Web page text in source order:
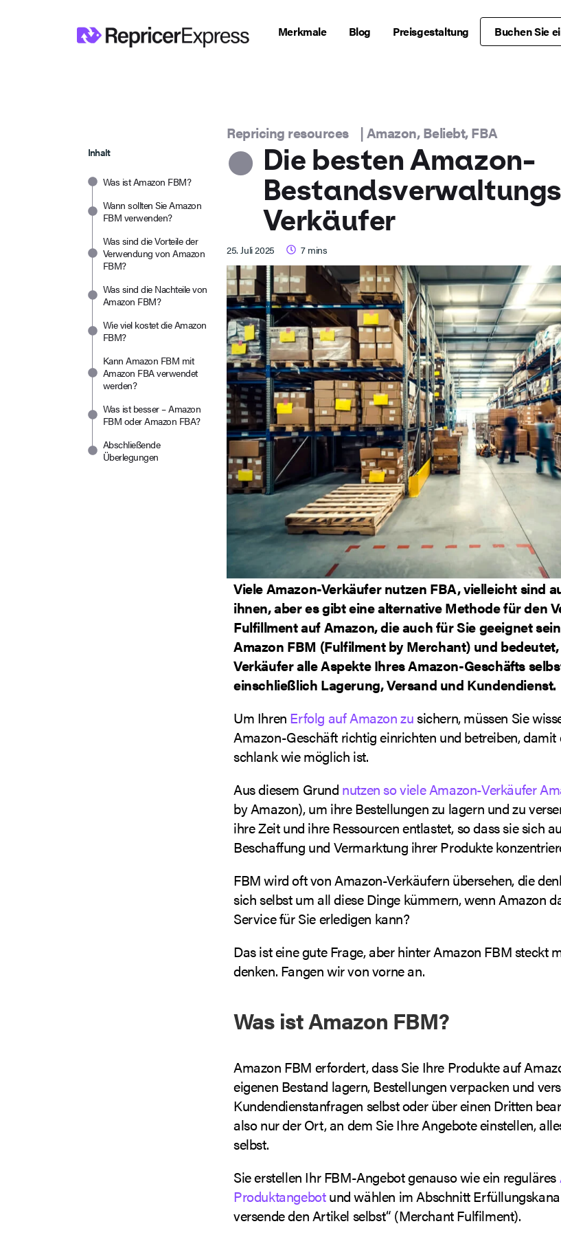
Merkmale Blog Preisgestaltung Buchen Sie
Inhalt
Was ist Amazon FBM?
Wann sollten Sie Amazon
FBM verwenden?
Was sind die Vorteile der
Verwendung von Amazon
FBM?
Was sind die Nachteile von
Amazon FBM?
Wie viel kostet die Amazon
FBM?
Kann Amazon FBM mit
Amazon FBA verwendet
werden?
Was ist besser – Amazon
FBM oder Amazon FBA?
Abschließende
Überlegungen
Repricing resources |Amazon,Beliebt,FBA
Die besten Amazon-
Verkäufer
25. Juli 2025 7 mins
Viele Amazon-Verkäufer nutzen FBA, vielleicht sind
ihnen, aber es gibt eine alternative Methode für den
Fulfillment auf Amazon, die auch für Sie geeignet
Amazon FBM (Fulfilment by Merchant) und bedeutet,
Verkäufer alle Aspekte Ihres Amazon-Geschäfts
einschließlich Lagerung, Versand und Kundendienst.
Um Ihren Erfolg auf Amazon zusichern, müssen Sie
Amazon-Geschäft richtig einrichten und betreiben, damit
schlank wie möglich ist.
Aus diesem Grund nutzen so viele Amazon-Verkäufer
by Amazon), um ihre Bestellungen zu lagern und zu
ihre Zeit und ihre Ressourcen entlastet, so dass sie sich
Beschaffung und Vermarktung ihrer Produkte
FBM wird oft von Amazon-Verkäufern übersehen, die
sich selbst um all diese Dinge kümmern, wenn Amazon
Service für Sie erledigen kann?
Das ist eine gute Frage, aber hinter Amazon FBM steckt
denken. Fangen wir von vorne an.
Was ist Amazon FBM?
Amazon FBM erfordert, dass Sie Ihre Produkte auf
eigenen Bestand lagern, Bestellungen verpacken und
Kundendienstanfragen selbst oder über einen Dritten
also nur der Ort, an dem Sie Ihre Angebote einstellen,
selbst.
Sie erstellen Ihr FBM-Angebot genauso wie ein reguläres
Produktangebotund wählen im Abschnitt
versende den Artikel selbst“ (Merchant Fulfilment).